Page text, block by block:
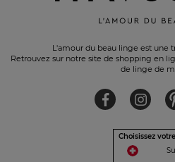
L'amour du beau linge est une
Retrouvez sur notre site de shopping en
de linge de
Choisissez